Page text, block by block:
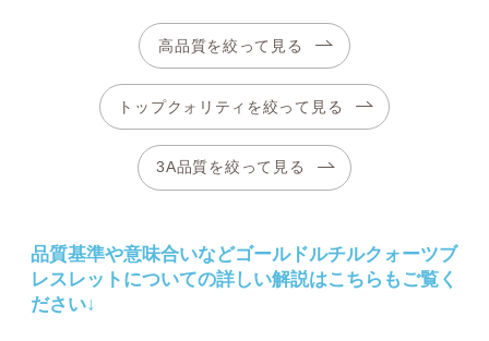
高品質を絞って見る
トップクォリティを絞って見る
3A品質を絞って見る
品質基準や意味合いなどゴールドルチルクォーツブ
レスレットについての詳しい解説はこちらもご覧く
ださい↓